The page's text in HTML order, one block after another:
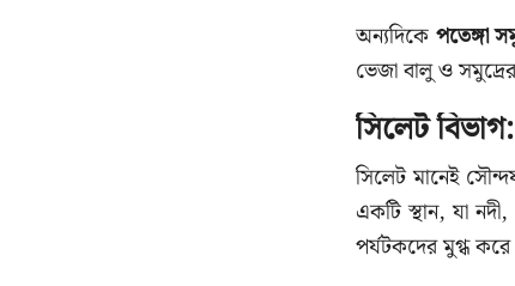
অন্যদিকে পতেঙ্গা
ভেজা বালু ও
সিলেট
সিলেট মানেই
একটি স্থান, যা
পর্যটকদের মুগ্ধ